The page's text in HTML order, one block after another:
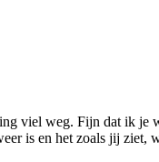
viel weg. Fijn dat ik je
is en het zoals jij ziet,